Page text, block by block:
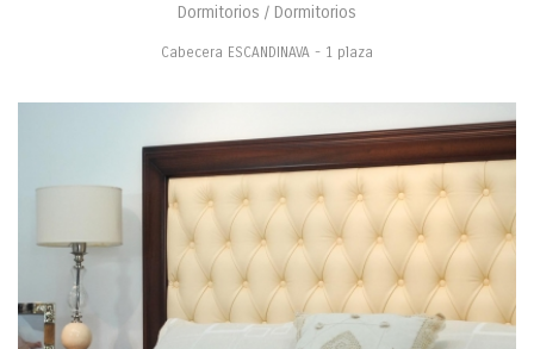
Dormitorios / Dormitorios
Cabecera ESCANDINAVA - 1 plaza